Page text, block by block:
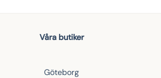
Våra butiker
Göteborg